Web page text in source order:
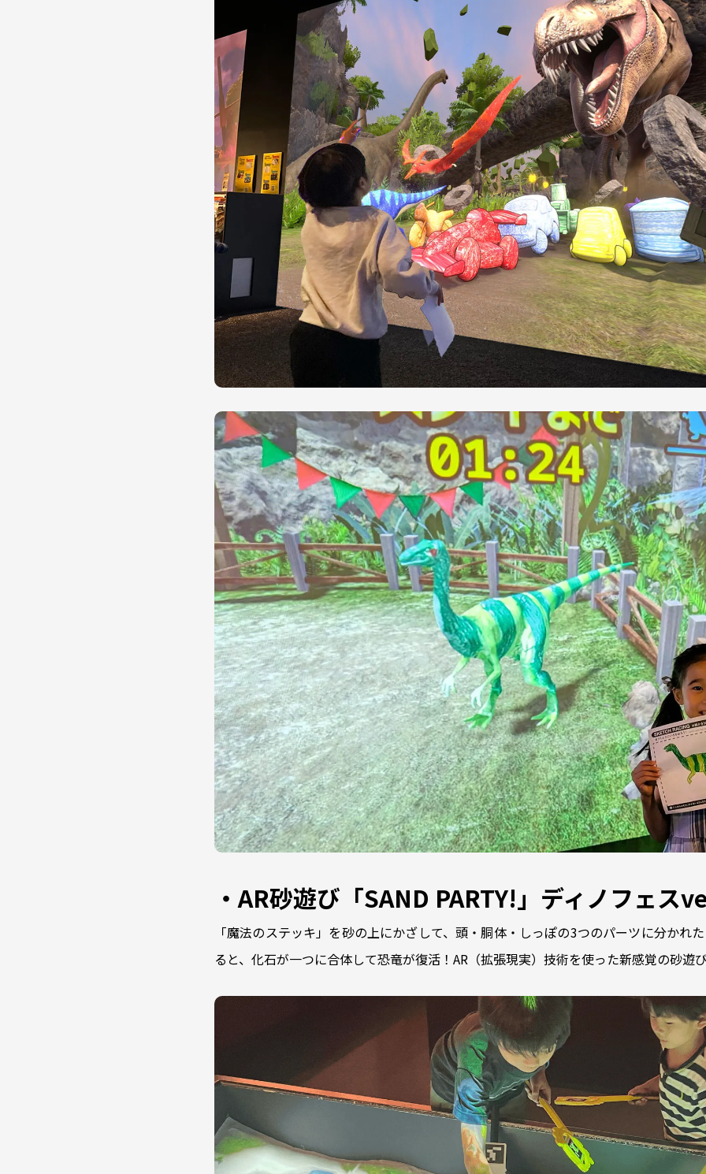
・AR砂遊び「SAND PARTY!」ディノフェス
「魔法のステッキ」を砂の上にかざして、頭・胴体・しっぽの3つのパーツに分かれ
ると、化石が一つに合体して恐竜が復活！AR（拡張現実）技術を使った新感覚の砂遊